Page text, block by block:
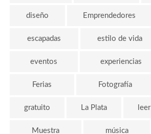
diseño Emprendedores
escapadas estilo de vida
eventos experiencias
Ferias Fotografía
gratuito La Plata leer
Muestra música